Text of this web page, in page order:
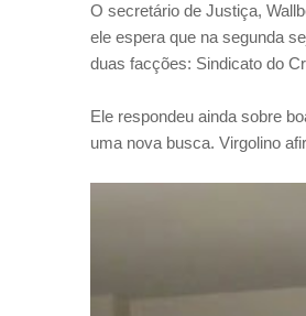
O secretário de Justiça,
ele espera que na segunda
duas facções: Sindicato do
Ele respondeu ainda sobre
uma nova busca. Virgolino